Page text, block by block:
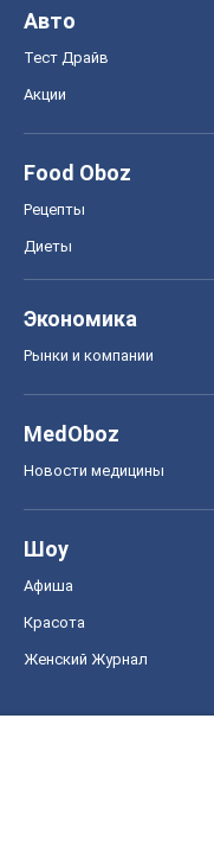
Авто
Тест Драйв
Акции
Food Oboz
Рецепты
Диеты
Экономика
Рынки и компании
MedOboz
Новости медицины
Шоу
Афиша
Красота
Женский Журнал